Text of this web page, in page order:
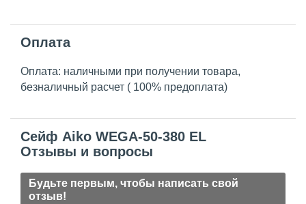
Оплата
Оплата: наличными при получении товара,
безналичный расчет ( 100% предоплата)
Сейф Aiko WEGA-50-380 EL
Отзывы и вопросы
Будьте первым, чтобы написать свой
отзыв!